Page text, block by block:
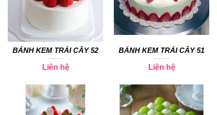
BÁNH KEM TRÁI CÂY 52
Liên hệ
BÁNH KEM TRÁI CÂY 51
Liên hệ